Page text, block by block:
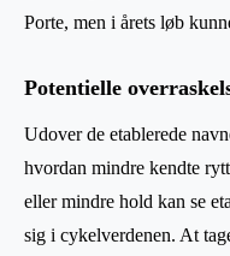
Porte, men i årets løb
Potentielle
Udover de etablerede
hvordan mindre kendte
eller mindre hold kan se
sig i cykelverdenen. At